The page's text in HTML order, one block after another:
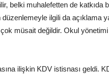
belki muhalefetten de katkıda
ilgili da açıklama
müsait değildir. Okul
ilişkin KDV istisnası geldi.